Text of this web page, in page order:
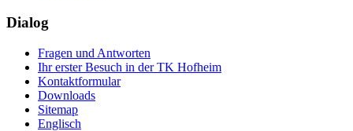
Dialog
Fragen und Antworten
Ihr erster Besuch in der TK Hofheim
Kontaktformular
Downloads
Sitemap
Englisch